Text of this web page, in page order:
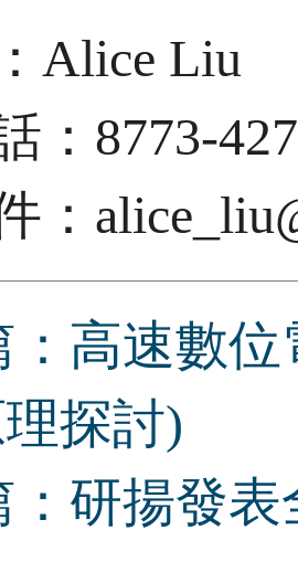
Alice Liu
：8773-
：
：高速數
探討)
：研揚發表